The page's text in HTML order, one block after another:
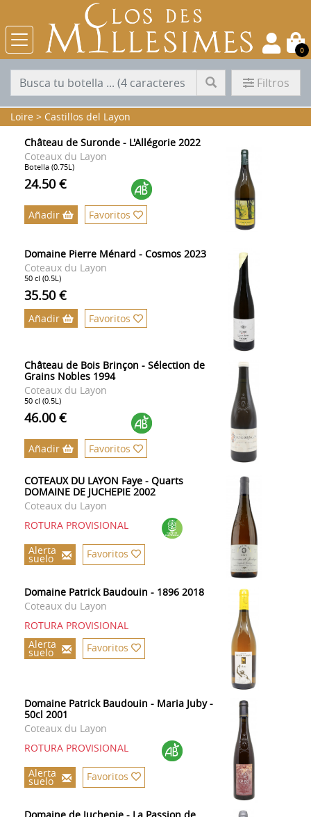
0
Filtros
Loire > Castillos del Layon
Château de Suronde - L'Allégorie 2022
Coteaux du Layon
Botella (0.75L)
24.50 €
Añadir Favoritos
Domaine Pierre Ménard - Cosmos 2023
Coteaux du Layon
50 cl (0.5L)
35.50 €
Añadir Favoritos
Château de Bois Brinçon - Sélection de
Grains Nobles 1994
Coteaux du Layon
50 cl (0.5L)
46.00 €
Añadir Favoritos
COTEAUX DU LAYON Faye - Quarts
DOMAINE DE JUCHEPIE 2002
Coteaux du Layon
ROTURA PROVISIONAL
Alerta
suelo Favoritos
Domaine Patrick Baudouin - 1896 2018
Coteaux du Layon
ROTURA PROVISIONAL
Alerta
suelo Favoritos
Domaine Patrick Baudouin - Maria Juby -
50cl 2001
Coteaux du Layon
ROTURA PROVISIONAL
Alerta
suelo Favoritos